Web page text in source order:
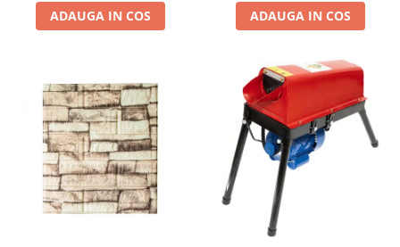
Proiectoare & lampi de lucru
Veioze si Lampi
Cantare comerciale
Cantare Corporale
Aparate de spalat cu presiune si
accesorii
Accesorii aparatele de spalat cu
presiune
Aparate de spalat cu presiune
ADAUGA IN COS ADAUGA IN COS